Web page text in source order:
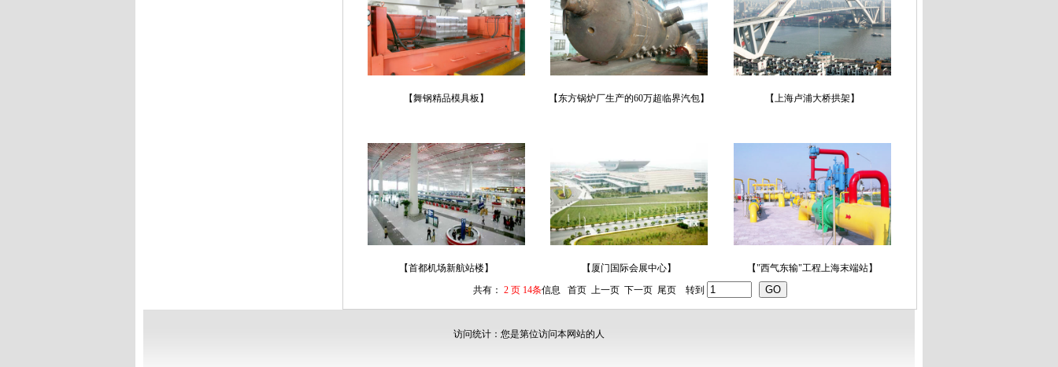
【舞钢精品模具板】 【东方锅炉厂生产的60万超临界汽包】 【上海卢浦大桥拱架】
【首都机场新航站楼】 【厦门国际会展中心】
【"西气东输"工程上海末端站】
共有： 2 页 14条信息 首页 上一页 下一页 尾页转到
访问统计：您是第位访问本网站的人